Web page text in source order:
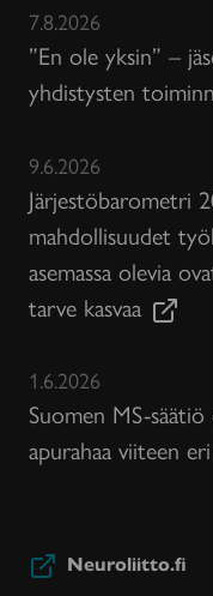
7.8.2026
”En ole yksin” –
yhdistysten
9.6.2026
Järjestöbarometri
mahdollisuudet
asemassa olevia
tarve kasvaa
1.6.2026
Suomen MS-
apurahaa viiteen
Neuroliitto.fi